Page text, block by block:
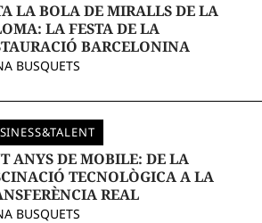
LA BOLA DE MIRALLS DE LA
LA FESTA DE LA
BARCELONINA
BUSQUETS
ANYS DE MOBILE: DE LA
TECNOLÒGICA A LA
REAL
BUSQUETS